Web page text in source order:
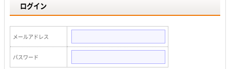
ログイン
メールアドレス
パスワード